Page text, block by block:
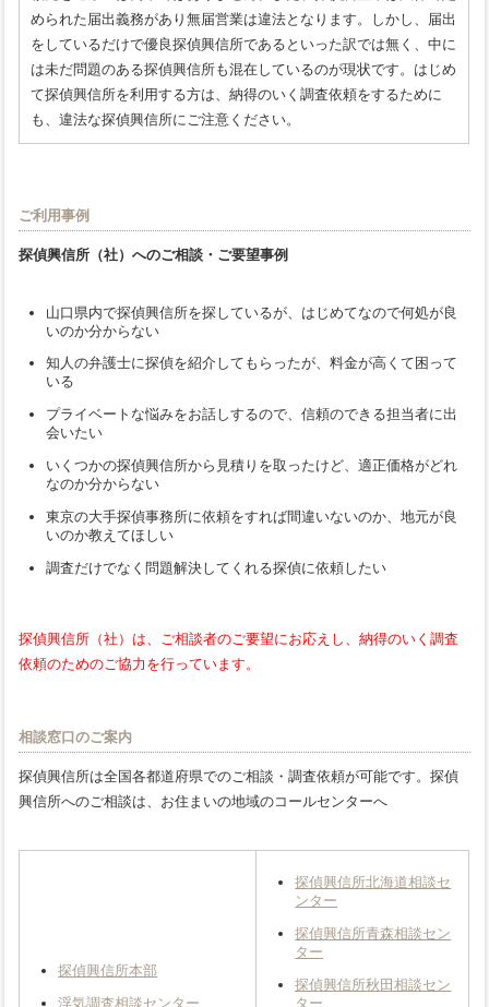
められた届出義務があり無届営業は違法となります。しかし、届出
をしているだけで優良探偵興信所であるといった訳では無く、中に
は未だ問題のある探偵興信所も混在しているのが現状です。はじめ
て探偵興信所を利用する方は、納得のいく調査依頼をするために
も、違法な探偵興信所にご注意ください。
ご利用事例
探偵興信所（社）へのご相談・ご要望事例
山口県内で探偵興信所を探しているが、はじめてなので何処が良
いのか分からない
知人の弁護士に探偵を紹介してもらったが、料金が高くて困って
いる
プライベートな悩みをお話しするので、信頼のできる担当者に出
会いたい
いくつかの探偵興信所から見積りを取ったけど、適正価格がどれ
なのか分からない
東京の大手探偵事務所に依頼をすれば間違いないのか、地元が良
いのか教えてほしい
調査だけでなく問題解決してくれる探偵に依頼したい
探偵興信所（社）は、ご相談者のご要望にお応えし、納得のいく調査
依頼のためのご協力を行っています。
相談窓口のご案内
探偵興信所は全国各都道府県でのご相談・調査依頼が可能です。探偵
興信所へのご相談は、お住まいの地域のコールセンターへ
探偵興信所本部
浮気調査相談センター
探偵興信所北海道相談セ
ンター
探偵興信所青森相談セン
ター
探偵興信所秋田相談セン
ター